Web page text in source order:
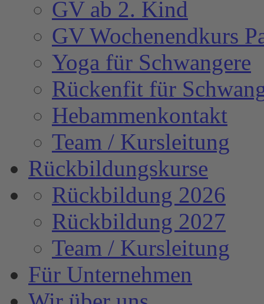
GV ab 2. Kind
GV Wochenendkurs
Yoga für Schwangere
Rückenfit für
Hebammenkontakt
Team / Kursleitung
Rückbildungskurse
Rückbildung 2026
Rückbildung 2027
Team / Kursleitung
Für Unternehmen